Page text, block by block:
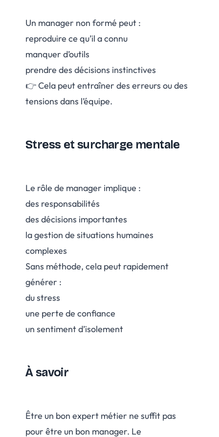
Un manager non formé peut :
reproduire ce qu’il a connu
manquer d’outils
prendre des décisions instinctives
👉 Cela peut entraîner des erreurs ou des
tensions dans l’équipe.
Stress et surcharge mentale
Le rôle de manager implique :
des responsabilités
des décisions importantes
la gestion de situations humaines
complexes
Sans méthode, cela peut rapidement
générer :
du stress
une perte de confiance
un sentiment d’isolement
À savoir
Être un bon expert métier ne suffit pas
pour être un bon manager. Le